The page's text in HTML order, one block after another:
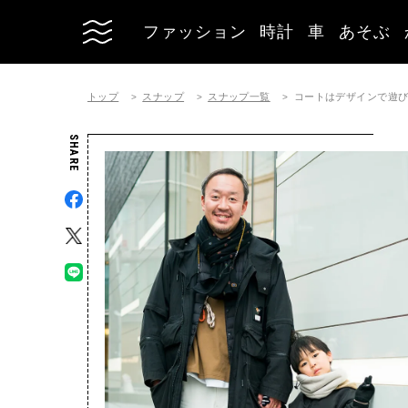
ファッション 時計 車 あそぶ
トップ スナップ スナップ一覧 コートはデザインで遊
SHARE